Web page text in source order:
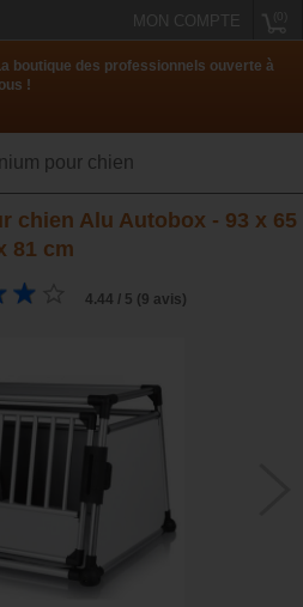
MON COMPTE
boutique des professionnels ouverte à
!
pour chien
chien Alu Autobox - 93 x 65
81 cm
4.44 / 5 (9 avis)